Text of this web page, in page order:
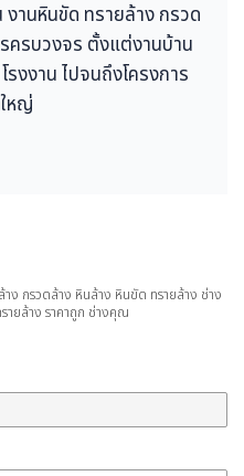
งานหินขัด ทรายล้าง กรวด
ครบวงจร ตั้งแต่งานบ้าน
งงาน ไปจนถึงโครงการ
หญ่
ง กรวดล้าง หินล้าง หินขัด ทรายล้าง ช่าง
ายล้าง ราคาถูก ช่างคุณ